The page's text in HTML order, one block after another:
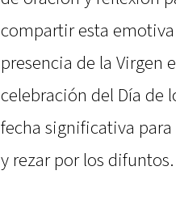
compartir esta
presencia de la Virgen
celebración del Día de
fecha significativa
y rezar por los difuntos.